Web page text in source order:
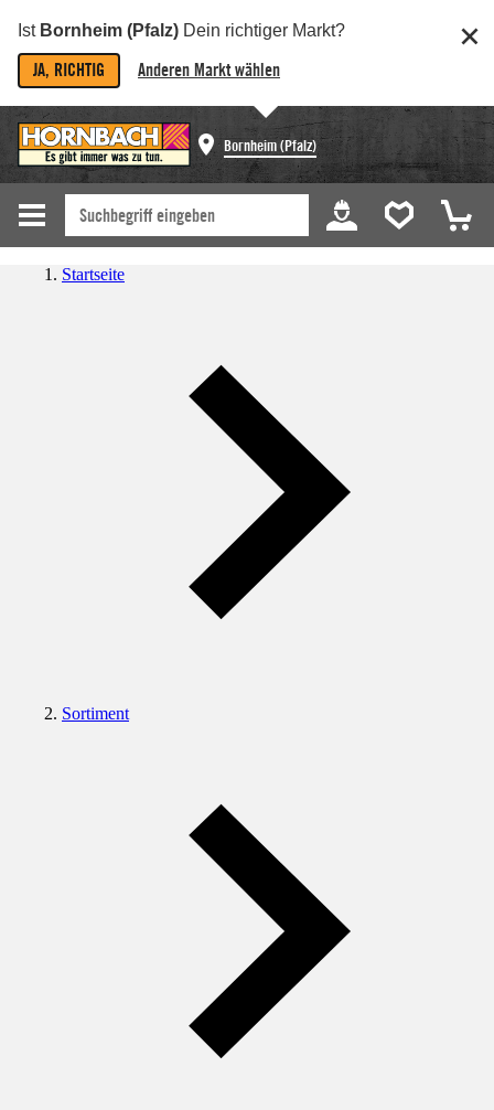
Ist Bornheim (Pfalz) Dein richtiger Markt?
JA, RICHTIG Anderen Markt wählen
Bornheim (Pfalz)
Startseite
Sortiment